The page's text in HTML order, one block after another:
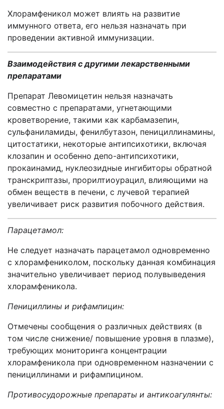
Хлорамфеникол может влиять на развитие
иммунного ответа, его нельзя назначать при
проведении активной иммунизации.
Взаимодействия с другими лекарственными
препаратами
Препарат Левомицетин нельзя назначать
совместно с препаратами, угнетающими
кроветворение, такими как карбамазепин,
сульфаниламиды, фенилбутазон, пенициллинамины,
цитостатики, некоторые антипсихотики, включая
клозапин и особенно депо-антипсихотики,
прокаинамид, нуклеозидные ингибиторы обратной
транскриптазы, прорилтиоурацил, влияющими на
обмен веществ в печени, с лучевой терапией
увеличивает риск развития побочного действия.
Парацетамол:
Не следует назначать парацетамол одновременно
с хлорамфениколом, поскольку данная комбинация
значительно увеличивает период полувыведения
хлорамфеникола.
Пенициллины и рифампицин:
Отмечены сообщения о различных действиях (в
том числе снижение/ повышение уровня в плазме),
требующих мониторинга концентрации
хлорамфеникола при одновременном назначении с
пенициллинами и рифампицином.
Противосудорожные препараты и антикоагулянты: